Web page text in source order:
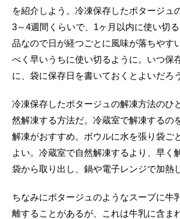
を紹介しよう。冷凍保存したポタージュ
3～4週間くらいで、1ヶ月以内に使い切
品なので日が経つごとに風味が落ちやす
べく早いうちに使い切るように。いつ保
に、袋に保存日を書いておくとよいだろう
冷凍保存したポタージュの解凍方法のひ
然解凍する方法だ。冷蔵室で解凍するの
解凍がおすすめ。ボウルに水を張り袋ご
よい。冷蔵室で自然解凍するより、早く
袋から取り出し、鍋や電子レンジで加熱
ちなみにポタージュのようなスープに牛
離することがあるが、これは牛乳に含ま